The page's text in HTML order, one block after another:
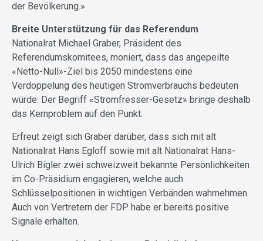
der Bevölkerung.»
Breite Unterstützung für das Referendum
Nationalrat Michael Graber, Präsident des
Referendumskomitees, moniert, dass das angepeilte
«Netto-Null»-Ziel bis 2050 mindestens eine
Verdoppelung des heutigen Stromverbrauchs bedeuten
würde. Der Begriff «Stromfresser-Gesetz» bringe deshalb
das Kernproblem auf den Punkt.
Erfreut zeigt sich Graber darüber, dass sich mit alt
Nationalrat Hans Egloff sowie mit alt Nationalrat Hans-
Ulrich Bigler zwei schweizweit bekannte Persönlichkeiten
im Co-Präsidium engagieren, welche auch
Schlüsselpositionen in wichtigen Verbänden wahrnehmen.
Auch von Vertretern der FDP habe er bereits positive
Signale erhalten.